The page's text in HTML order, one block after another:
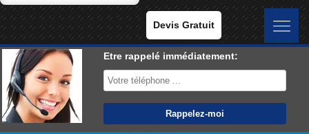
Devis Gratuit
Etre rappelé immédiatement: